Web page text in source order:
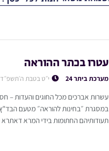
עטרו בכתר ההוראה
מערכת ביתר 24 י״ט בטבת ה׳תשפ״ד
עשרות אברכים מכל החוגים והעדות –
במסגרת ״בחינות להוראה״ מטעם הבד"ץ
תעודותיהם החתומות בידי המרא דאתרא